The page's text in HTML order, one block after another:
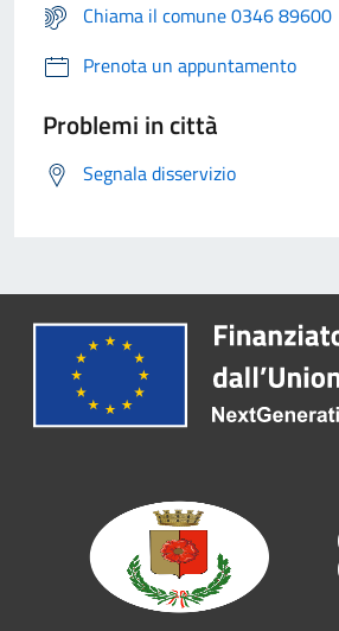
Chiama il comune 0346 89600
Prenota un appuntamento
Problemi in città
Segnala disservizio